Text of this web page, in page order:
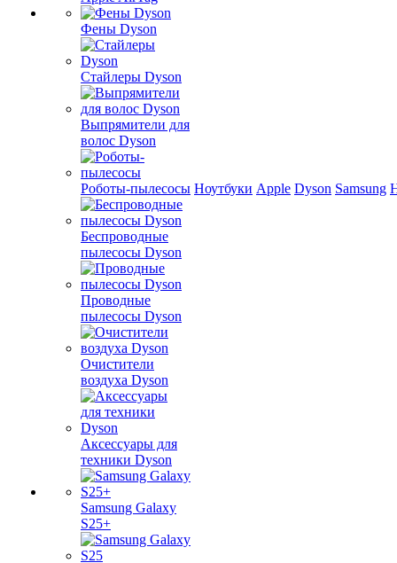
Фены Dyson
Стайлеры Dyson
Выпрямители для
волос Dyson
Роботы-пылесосы
Беспроводные
пылесосы Dyson
Проводные
пылесосы Dyson
Очистители
воздуха Dyson
Аксессуары для
техники Dyson
Samsung Galaxy
S25+
Ноутбуки Apple Dyson Samsung